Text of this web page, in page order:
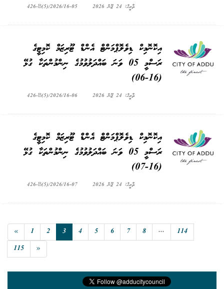
ތާރީޚް: 24 ޖޫން 2026 426-B(5)/2026/16-05
އިކޮނޮމިކް ޑިވެލޮޕްމަންޓް އެންޑް ޓޫރިޒަމް ކޮމިޓީގެ
ރަސްމީ 05 ވަނަ ބައްދަލުވުމުގެ ނިންމުންތަކާ ގުޅޭ
(16-06)
ތާރީޚް: 24 ޖޫން 2026 426-B(5)/2026/16-06
އިކޮނޮމިކް ޑިވެލޮޕްމަންޓް އެންޑް ޓޫރިޒަމް ކޮމިޓީގެ
ރަސްމީ 05 ވަނަ ބައްދަލުވުމުގެ ނިންމުންތަކާ ގުޅޭ
(16-07)
ތާރީޚް: 24 ޖޫން 2026 426-B(5)/2026/16-07
« 1 2 3 4 5 6 7 8 ...
114
115
»